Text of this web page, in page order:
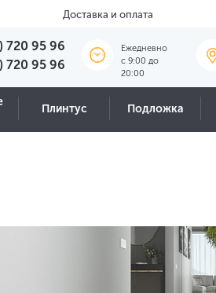
Доставка и оплата
720 95 96
720 95 96
Ежедневно
c 9:00 до
20:00
Плинтус Подложка